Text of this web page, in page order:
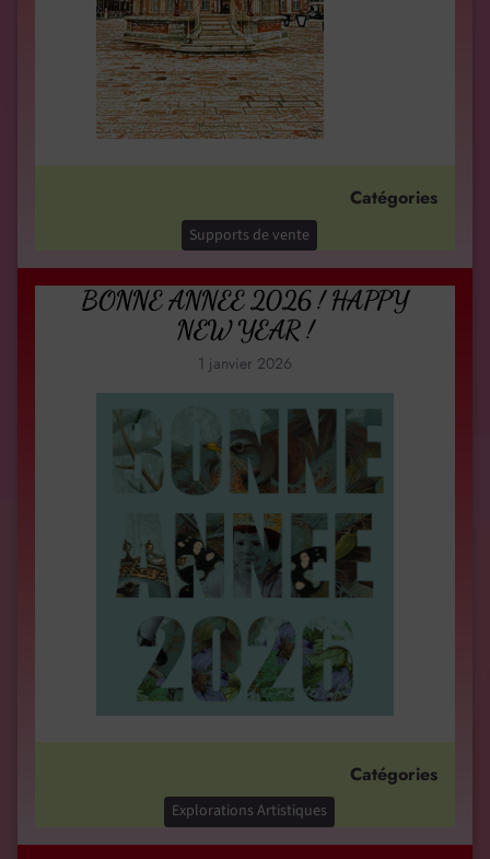
Catégories
Supports de vente
BONNE ANNEE 2026 ! HAPPY
NEW YEAR !
1 janvier 2026
Catégories
Explorations Artistiques